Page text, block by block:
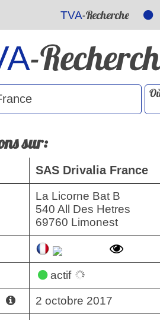
TVA-Recherche
-
sur:
SAS Drivalia France
La Licorne Bat B
540 All Des Hetres
69760 Limonest
actif
2 octobre 2017